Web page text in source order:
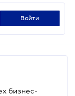
войти
бизнес-